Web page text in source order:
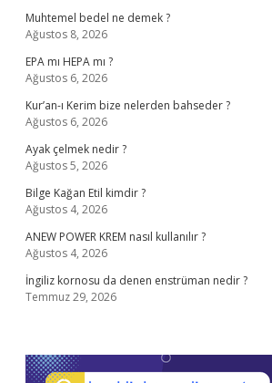
Muhtemel bedel ne demek ?
Ağustos 8, 2026
EPA mı HEPA mı ?
Ağustos 6, 2026
Kur’an-ı Kerim bize nelerden bahseder ?
Ağustos 6, 2026
Ayak çelmek nedir ?
Ağustos 5, 2026
Bilge Kağan Etil kimdir ?
Ağustos 4, 2026
ANEW POWER KREM nasıl kullanılır ?
Ağustos 4, 2026
İngiliz kornosu da denen enstrüman nedir ?
Temmuz 29, 2026